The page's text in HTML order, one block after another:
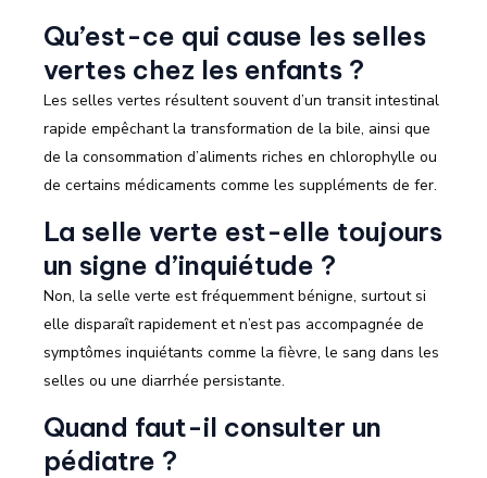
Qu’est-ce qui cause les selles
vertes chez les enfants ?
Les selles vertes résultent souvent d’un transit intestinal
rapide empêchant la transformation de la bile, ainsi que
de la consommation d’aliments riches en chlorophylle ou
de certains médicaments comme les suppléments de fer.
La selle verte est-elle toujours
un signe d’inquiétude ?
Non, la selle verte est fréquemment bénigne, surtout si
elle disparaît rapidement et n’est pas accompagnée de
symptômes inquiétants comme la fièvre, le sang dans les
selles ou une diarrhée persistante.
Quand faut-il consulter un
pédiatre ?